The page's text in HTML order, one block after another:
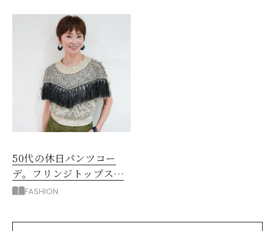
50代の休日パンツコー
デ。フリンジトップスを
主役に洗練アースカラー
FASHION